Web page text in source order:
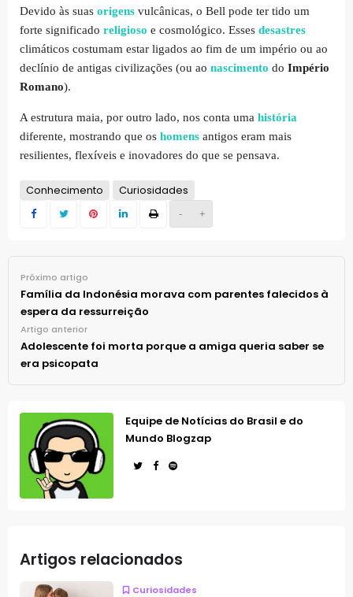
- +
Devido às suas origens vulcânicas, o Bell pode ter tido um
forte significado religioso e cosmológico. Esses desastres
climáticos costumam estar ligados ao fim de um império ou ao
declínio de antigas civilizações (ou ao nascimento do Império
Romano).
A estrutura maia, por outro lado, nos conta uma história
diferente, mostrando que os homens antigos eram mais
resilientes, flexíveis e inovadores do que se pensava.
Conhecimento Curiosidades
Próximo artigo
Família da Indonésia morava com parentes falecidos à
espera da ressurreição
Artigo anterior
Adolescente foi morta porque a amiga queria saber se
era psicopata
Equipe de Notícias do Brasil e do
Mundo Blogzap
Artigos relacionados
Curiosidades